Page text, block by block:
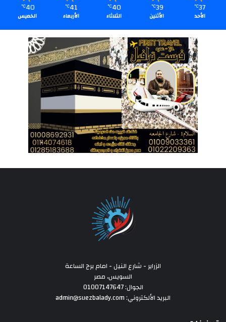
37
℃
الأحد
39
℃
الأثنين
40
℃
الثلاثاء
41
℃
الأربعاء
40
℃
الخميس
الزراير - شارع النيل - امام برج الساعة
السويس، مصر
الجوال: 01007147647
البريد الألكتروني: admin@suezbalady.com